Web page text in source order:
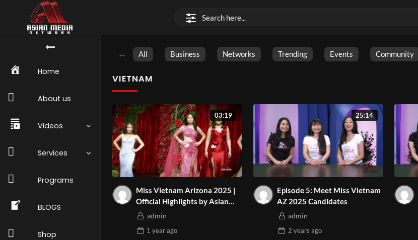
Home
About us
Videos
Services
Programs
BLOGS
Shop
All Business Networks Trending Events Community
VIETNAM
03:19
Miss Vietnam Arizona 2025 |
Official Highlights by Asian
Media Network| Celebrating
admin
1 yearago
25:14
Episode 5: Meet Miss Vietnam
AZ 2025 Candidates
admin
2 years ago